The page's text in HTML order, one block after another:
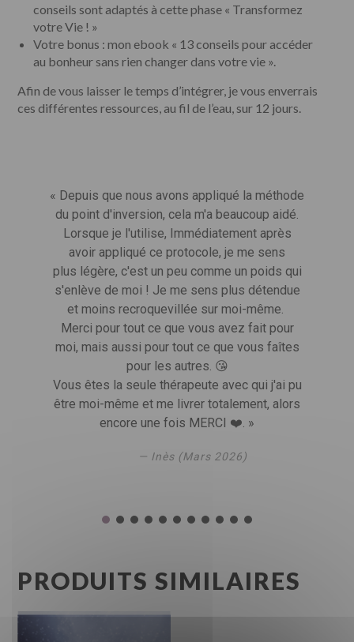
conseils sont adaptés à cette phase « Transformez
votre Vie ! »
Votre bonus : mon ebook « 13 conseils pour accéder
au bonheur sans rien changer dans votre vie ».
Afin de vous laisser le temps d’intégrer, je vous enverrais
ces différentes ressources, au fil de l’eau, sur 12 jours.
« Depuis que nous avons appliqué la méthode
du point d'inversion, cela m'a beaucoup aidé.
Lorsque je l'utilise, Immédiatement après
avoir appliqué ce protocole, je me sens
plus légère, c'est un peu comme un poids qui
s'enlève de moi ! Je me sens plus détendue
et moins recroquevillée sur moi-même.
Merci pour tout ce que vous avez fait pour
moi, mais aussi pour tout ce que vous faîtes
pour les autres. 😘
Vous êtes la seule thérapeute avec qui j'ai pu
être moi-même et me livrer totalement, alors
encore une fois MERCI ❤️. »
— Inès (Mars 2026)
PRODUITS SIMILAIRES